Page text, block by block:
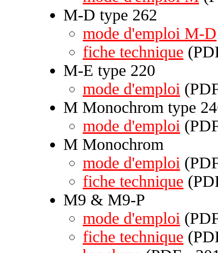
M-D type 262
mode d'emploi M-D
fiche technique
M-E type 220
mode d'emploi
M Monochrom type
mode d'emploi
M Monochrom
mode d'emploi
fiche technique
M9 & M9-P
mode d'emploi
fiche technique